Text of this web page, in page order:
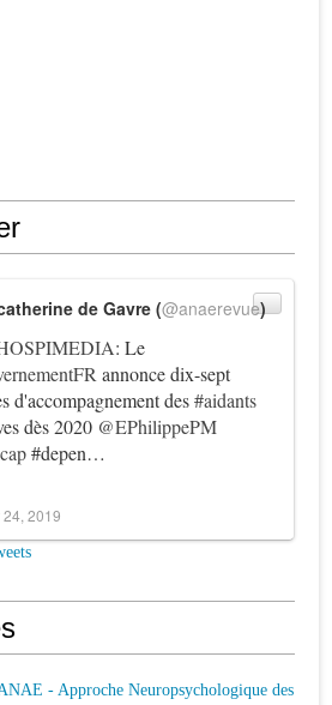
: Le
annonce dix-sept
d'accompagnement des#aidants
dès 2020 @EPhilippePM
#depen…
de Gavre (@anaerevue)
2019
- Approche Neuropsychologique des